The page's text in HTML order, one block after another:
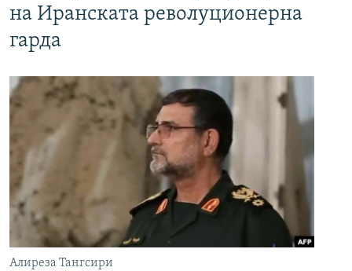
на Иранската револуционерна
гарда
Алиреза Тангсири